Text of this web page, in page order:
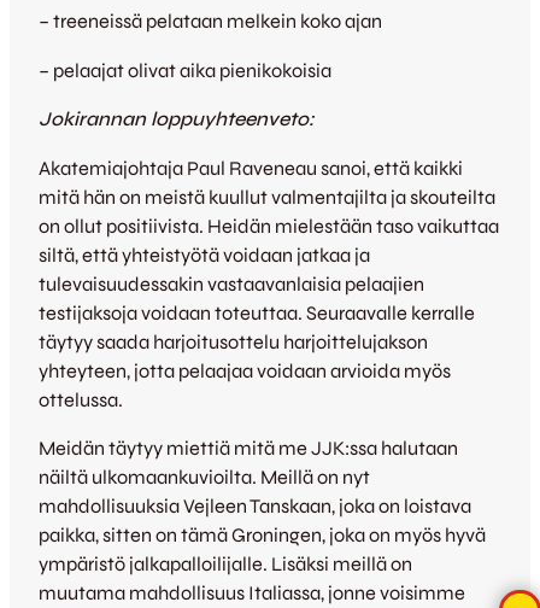
– treeneissä pelataan melkein koko ajan
– pelaajat olivat aika pienikokoisia
Jokirannan loppuyhteenveto:
Akatemiajohtaja Paul Raveneau sanoi, että kaikki
mitä hän on meistä kuullut valmentajilta ja skouteilta
on ollut positiivista. Heidän mielestään taso vaikuttaa
siltä, että yhteistyötä voidaan jatkaa ja
tulevaisuudessakin vastaavanlaisia pelaajien
testijaksoja voidaan toteuttaa. Seuraavalle kerralle
täytyy saada harjoitusottelu harjoittelujakson
yhteyteen, jotta pelaajaa voidaan arvioida myös
ottelussa.
Meidän täytyy miettiä mitä me JJK:ssa halutaan
näiltä ulkomaankuvioilta. Meillä on nyt
mahdollisuuksia Vejleen Tanskaan, joka on loistava
paikka, sitten on tämä Groningen, joka on myös hyvä
ympäristö jalkapalloilijalle. Lisäksi meillä on
muutama mahdollisuus Italiassa, jonne voisimme